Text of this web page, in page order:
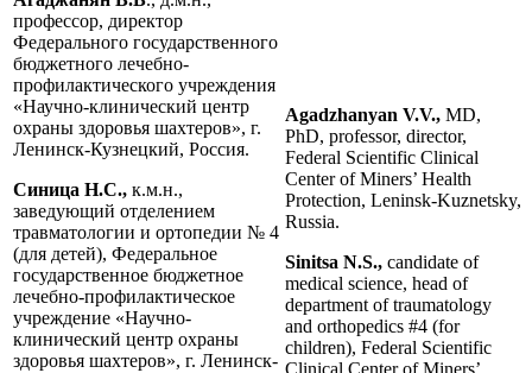
профессор, директор
Федерального государственного
бюджетного лечебно-
профилактического учреждения
«Научно-клинический центр
охраны здоровья шахтеров», г.
Ленинск-Кузнецкий, Россия.
Синица Н.С., к.м.н.,
заведующий отделением
травматологии и ортопедии № 4
(для детей), Федеральное
государственное бюджетное
лечебно-профилактическое
учреждение «Научно-
клинический центр охраны
здоровья шахтеров», г. Ленинск-
Agadzhanyan V.V., MD,
PhD, professor, director,
Federal Scientific Clinical
Center of Miners’ Health
Protection, Leninsk-Kuznetsky,
Russia.
Sinitsa N.S., candidate of
medical science, head of
department of traumatology
and orthopedics #4 (for
children), Federal Scientific